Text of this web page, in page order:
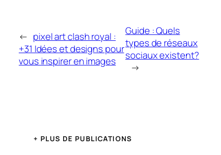
← pixel art clash royal :
+31 Idées et designs pour
vous inspirer en images
Guide : Quels
types de réseaux
sociaux existent?
→
+ PLUS DE PUBLICATIONS